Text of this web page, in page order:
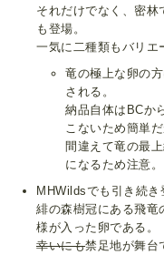
それだけでなく、密
も登場。
一気に二種類もバリエ
竜の極上な卵の
される。
納品自体はBCか
こないため簡単だ
間違えて竜の最
になるため注意。
MHWildsでも引き続き
緋の森樹冠にある飛竜
様が入った卵である。
幸いにも禁足地が舞台